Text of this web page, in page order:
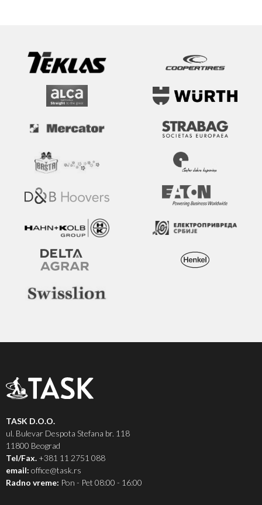
TASK D.O.O.
ul. Bulevar Despota Stefana br. 118
11800 Beograd
Tel/Fax. +381 11 2751 088
email: office@task.rs
Radno vreme: Pon - Pet 08:00 - 16:00